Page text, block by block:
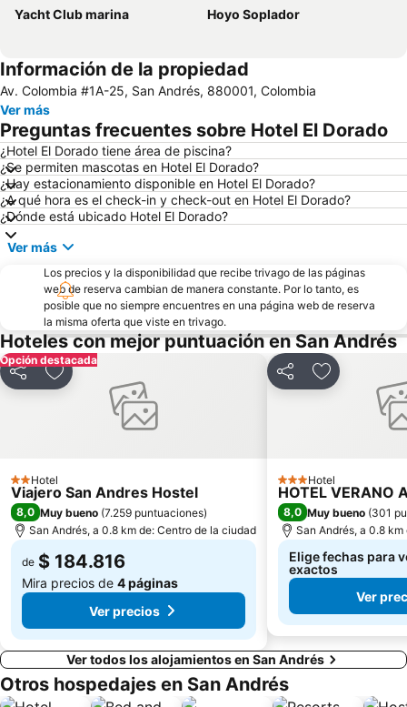
Yacht Club marina
Hoyo Soplador
Información de la propiedad
Av. Colombia #1A-25, San Andrés, 880001, Colombia
Ver más
Preguntas frecuentes sobre Hotel El Dorado
¿Hotel El Dorado tiene área de piscina?
¿Se permiten mascotas en Hotel El Dorado?
¿Hay estacionamiento disponible en Hotel El Dorado?
¿A qué hora es el check-in y check-out en Hotel El Dorado?
¿Dónde está ubicado Hotel El Dorado?
Ver más
Los precios y la disponibilidad que recibe trivago de las páginas
web de reserva cambian de manera constante. Por lo tanto, es
posible que no siempre encuentres en una página web de reserva
la misma oferta que viste en trivago.
Hoteles con mejor puntuación en San Andrés
Opción destacada
CompartirAgregar a favoritos
2 Estrellas
Hotel
Viajero San Andres Hostel
8,0 Muy bueno (7.259 puntuaciones)
San Andrés, a 0.8 km de: Centro de la ciudad
de $ 184.816
Mira precios de 4 páginas
Ver precios
CompartirAgregar a
3 Estrellas
Hotel
HOTEL VERANO
8,0 Muy bueno (301
San Andrés, a 0.8
Elige fechas para
exactos
Ver
Ver todos los alojamientos en San Andrés
Otros hospedajes en San Andrés